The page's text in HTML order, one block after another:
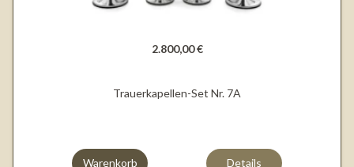
2.800,00 €
Trauerkapellen-Set Nr. 7A
Warenkorb Details